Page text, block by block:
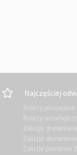
Najczęściej
Rolety plisowane
Rolety
Żaluzje drewniane
Żaluzje
Żaluzje pionowe